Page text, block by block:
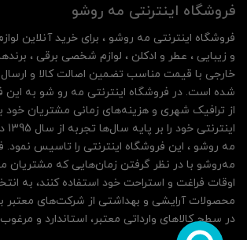
فروشگاه اینترنتی مه‌ رو‌شو
فروشگاه اینترنتی مه‌ رو‌شو ، برای خرید آنلاین
و زیبایی ، عطر و ادکلن ، لوازم شخصی برقی ،
خارجی با قیمت مناسب تضمین اصالت کالا و ارسال
شده است. در فروشگاه اینترنتی مه رو شو به
از ترافیک شهری و هزینه‌های زمانی مشتریان خود
مه روشو ، این فروشگاه اینترنتی را تاسیس نمود.
مه‌رو‌شو با در نظر گرفتن زمان‌هایی که مشتریان
اوقات فراغت و استراحت خود استفاده کنند، به
محصولات آرایشی و بهداشتی از شرکت‌های معتبر
در سطح کالاهای وارداتی معتبر، استاندارد و مرغوب